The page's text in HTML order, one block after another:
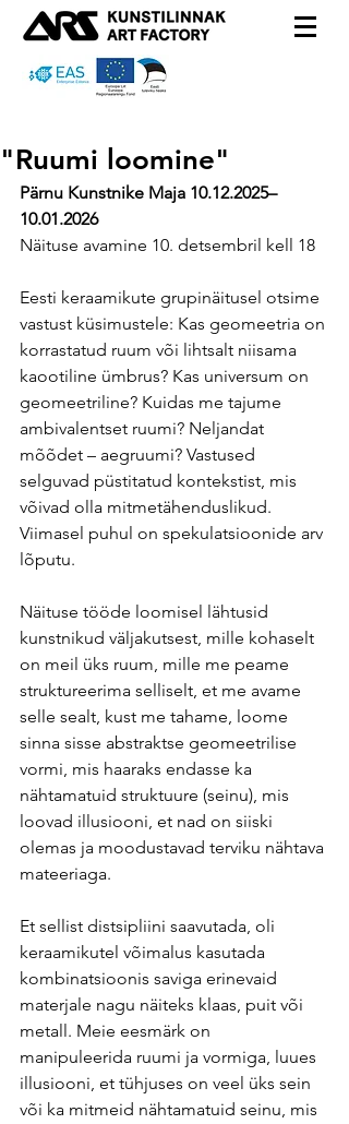
"Ruumi loomine"
Pärnu Kunstnike Maja 10.12.2025–
10.01.2026
Näituse avamine 10. detsembril kell 18
Eesti keraamikute grupinäitusel otsime
vastust küsimustele: Kas geomeetria on
korrastatud ruum või lihtsalt niisama
kaootiline ümbrus? Kas universum on
geomeetriline? Kuidas me tajume
ambivalentset ruumi? Neljandat
mõõdet – aegruumi? Vastused
selguvad püstitatud kontekstist, mis
võivad olla mitmetähenduslikud.
Viimasel puhul on spekulatsioonide arv
lõputu.
Näituse tööde loomisel lähtusid
kunstnikud väljakutsest, mille kohaselt
on meil üks ruum, mille me peame
struktureerima selliselt, et me avame
selle sealt, kust me tahame, loome
sinna sisse abstraktse geomeetrilise
vormi, mis haaraks endasse ka
nähtamatuid struktuure (seinu), mis
loovad illusiooni, et nad on siiski
olemas ja moodustavad terviku nähtava
mateeriaga.
Et sellist distsipliini saavutada, oli
keraamikutel võimalus kasutada
kombinatsioonis saviga erinevaid
materjale nagu näiteks klaas, puit või
metall. Meie eesmärk on
manipuleerida ruumi ja vormiga, luues
illusiooni, et tühjuses on veel üks sein
või ka mitmeid nähtamatuid seinu, mis